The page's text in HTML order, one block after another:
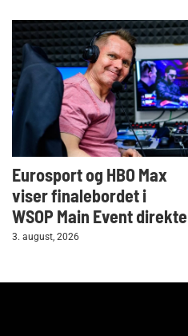
Eurosport og HBO Max
viser finalebordet i
WSOP Main Event direkte
3. august, 2026